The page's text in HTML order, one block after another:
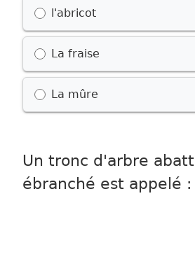
Possible choices
l'abricot
La fraise
La mûre
Un tronc d'arbre
ébranché est appelé :